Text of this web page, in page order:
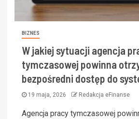
BIZNES
W jakiej sytuacji agencja
tymczasowej powinna
bezpośredni dostęp do
19 maja, 2026 Redakcja eFinanse
Agencja pracy tymczasowej